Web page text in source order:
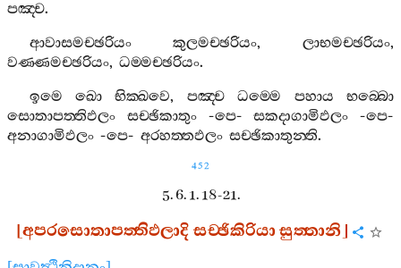
පඤ‍්ච.
ආවාසමච‍්ඡරියං
කුලමච‍්ඡරියං, ලාභමච‍්ඡරියං,
වණ‍්ණමච‍්ඡරියං, ධම‍්මච‍්ඡරියං.
ඉමෙ
ඛො භික‍්ඛවෙ, පඤ‍්ච ධම‍්මෙ පහාය
භබ‍්බො
සොතාපත‍්තිඵලං
සච‍්ඡිකාතුං-පෙ-සකදාගාමිඵලං -පෙ-
අනාගාමිඵලං -පෙ- අරහත‍්තඵලං සච‍්ඡිකාතුන‍්ති.
452
5. 6. 1. 18-21.
[අපරසොතාපත‍්තිඵලාදිසච‍්ඡිකිරියාසුත‍්තානි ]